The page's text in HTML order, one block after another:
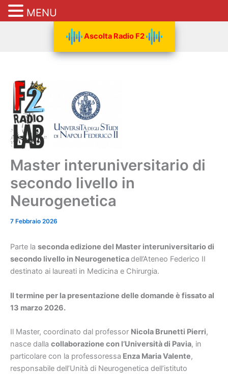
Ascolta Radio F2
Master interuniversitario di
secondo livello in
Neurogenetica
7 Febbraio 2026
Parte la seconda edizione del Master interuniversitario di
secondo livello in Neurogeneticadell’Ateneo Federico II
destinato ai laureati in Medicina e Chirurgia.
Il termine per la presentazione delle domande è fissato al
13 marzo 2026.
Il Master, coordinato dal professor Nicola Brunetti Pierri,
nasce dalla collaborazione con l’Università di Pavia, in
particolare con la professoressa Enza Maria Valente,
responsabile dell’Unità di Neurogenetica dell’istituto
MENU